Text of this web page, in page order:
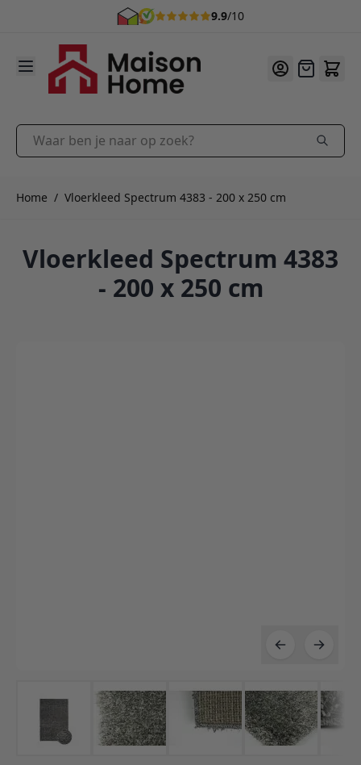
9.9/10
Ga naar de inhoud
Offerte
Waar ben je naar op zoek?
Home / Vloerkleed Spectrum 4383 - 200 x 250 cm
Vloerkleed Spectrum 4383
- 200 x 250 cm